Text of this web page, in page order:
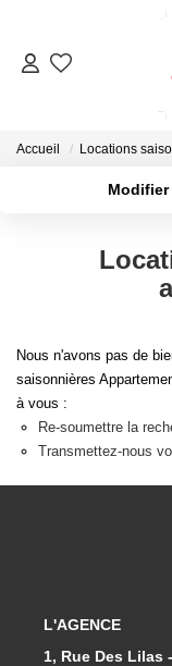
Accueil Locations
Créer une
Nous n'avons pas de
saisonnières
à vous :
Re-soumettre la
Transmettez-nous
L'AGENCE
1, Rue Des Lilas